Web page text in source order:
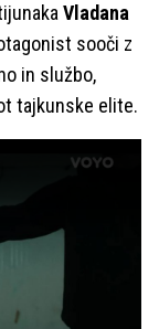
Vladana
sooči z
in službo,
tajkunske elite.